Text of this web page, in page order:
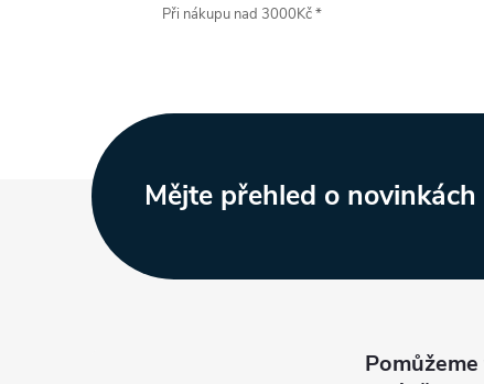
Při nákupu nad 3000Kč *
Mějte přehled o novinkách